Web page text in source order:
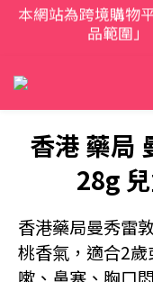
品範圍」
香港 藥局
28g
香港藥局曼秀雷
桃香氣，適合2